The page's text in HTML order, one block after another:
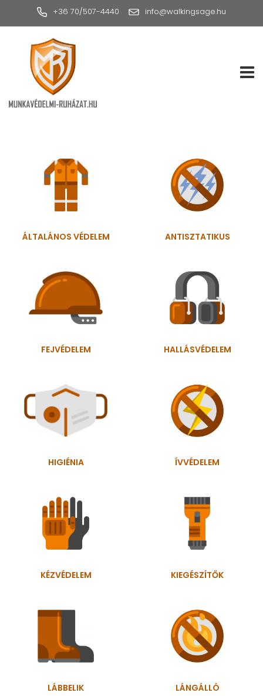
+36 70/507-4440 info@walkingsage.hu
ÁLTALÁNOS VÉDELEM ANTISZTATIKUS
FEJVÉDELEM HALLÁSVÉDELEM
HIGIÉNIA ÍVVÉDELEM
KÉZVÉDELEM KIEGÉSZÍTŐK
LÁBBELIK LÁNGÁLLÓ